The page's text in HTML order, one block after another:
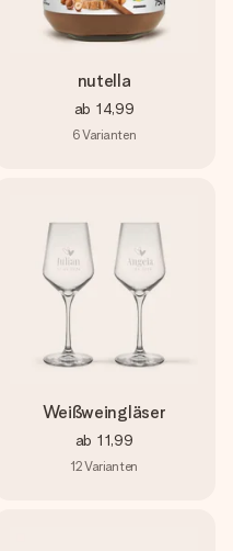
nutella
ab 14,99
6Varianten
Weißweingläser
ab 11,99
12Varianten